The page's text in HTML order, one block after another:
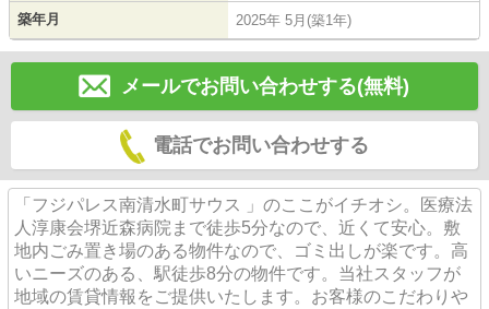
築年月 2025年 5月(築1年)
メールでお問い合わせする(無料)
電話でお問い合わせする
「フジパレス南清水町サウス 」のここがイチオシ。医療法
人淳康会堺近森病院まで徒歩5分なので、近くて安心。敷
地内ごみ置き場のある物件なので、ゴミ出しが楽です。高
いニーズのある、駅徒歩8分の物件です。当社スタッフが
地域の賃貸情報をご提供いたします。お客様のこだわりや